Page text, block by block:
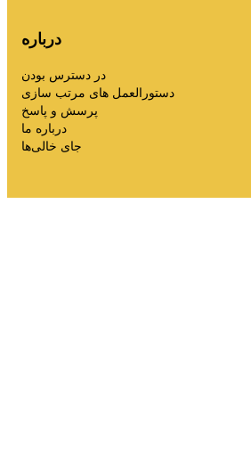
درباره
در دسترس بودن
دستورالعمل های مرتب سازی
پرسش و پاسخ
درباره ما
جای خالی‌ها